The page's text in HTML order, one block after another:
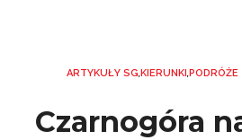
ARTYKUŁY SG,KIERUNKI,PODRÓŻE
Czarnogóra